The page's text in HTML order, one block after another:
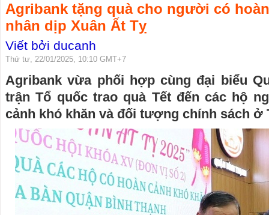
Agribank tặng quà cho người có
nhân dịp Xuân Ất Tỵ
Viết bởi ducanh
Thứ tư, 22/01/2025, 10:10 GMT+7
Agribank vừa phối hợp cùng đại biểu
trận Tổ quốc trao quà Tết đến các hộ
cảnh khó khăn và đối tượng chính sách ở